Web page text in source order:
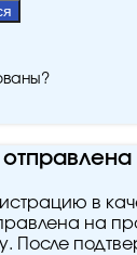
в
на
После